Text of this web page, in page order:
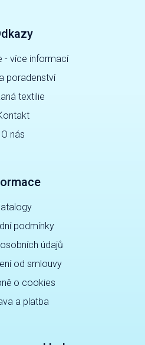
- více informací
poradenství
textilie
O nás
podmínky
údajů
od smlouvy
o cookies
a platba